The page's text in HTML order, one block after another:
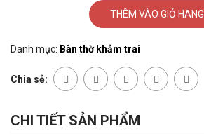
THÊM VÀO GIỎ HANG
Danh mục: Bàn thờ khảm trai
Chia sẻ:
CHI TIẾT SẢN PHẨM